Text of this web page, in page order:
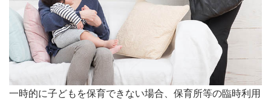
一時的に子どもを保育できない場合、保育所等の臨時利用